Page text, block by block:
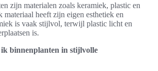
zijn materialen zoals keramiek, plastic en
materiaal heeft zijn eigen esthetiek en
is vaak stijlvol, terwijl plastic licht en
is.
binnenplanten in stijlvolle